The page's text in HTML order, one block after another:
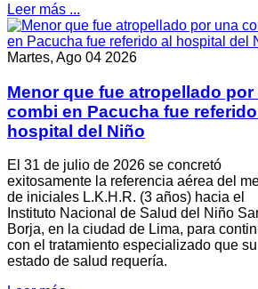
Leer más ...
Martes, Ago 04 2026
Menor que fue atropellado por
combi en Pacucha fue
hospital del Niño
El 31 de julio de 2026 se concretó
exitosamente la referencia aérea del
de iniciales L.K.H.R. (3 años) hacia el
Instituto Nacional de Salud del Niño
Borja, en la ciudad de Lima, para
con el tratamiento especializado que su
estado de salud requería.